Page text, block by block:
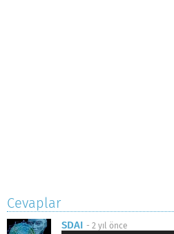
Cevaplar
SDAI - 2 yıl önce